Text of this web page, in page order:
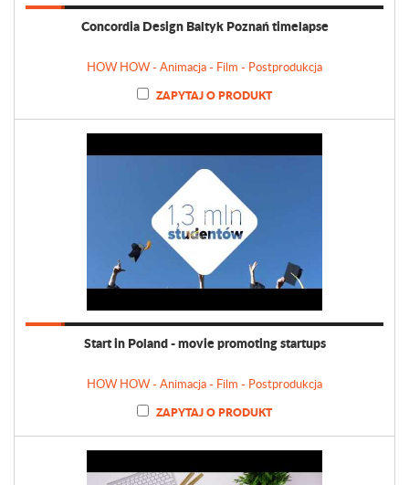
Concordia Design Baltyk Poznań timelapse
HOW HOW - Animacja - Film - Postprodukcja
ZAPYTAJ O PRODUKT
Start in Poland - movie promoting startups
HOW HOW - Animacja - Film - Postprodukcja
ZAPYTAJ O PRODUKT